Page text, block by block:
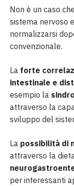
Non è un caso
sistema nervoso
normalizzarsi
convenzionale.
La forte
intestinale e
esempio la
attraverso la
sviluppo del
La possibilità di
attraverso la
per interessanti